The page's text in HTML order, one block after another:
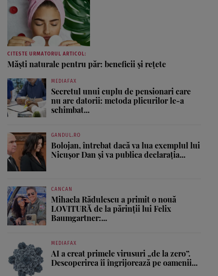
CITESTE URMATORUL ARTICOL:
Măşti naturale pentru păr: beneficii şi reţete
MEDIAFAX
Secretul unui cuplu de pensionari care
nu are datorii: metoda plicurilor le-a
schimbat...
GANDUL.RO
Bolojan, întrebat dacă va lua exemplul lui
Nicușor Dan și va publica declarația...
CANCAN
Mihaela Rădulescu a primit o nouă
LOVITURĂ de la părinții lui Felix
Baumgartner:...
MEDIAFAX
AI a creat primele virusuri „de la zero”.
Descoperirea îi îngrijorează pe oamenii...